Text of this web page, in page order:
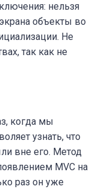
нельзя
объекты во
Не
так как не
когда мы
узнать, что
вне его. Метод
MVC на
раз он уже